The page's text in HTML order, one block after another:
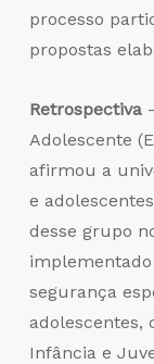
processo
propostas
Retrospectiva
Adolescente
afirmou a
e
desse grupo
segurança
adolescentes,
Infância e